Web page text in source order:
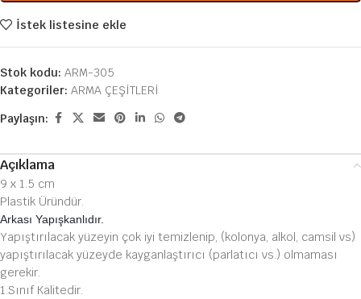
İstek listesine ekle
Stok kodu: ARM-305
Kategoriler: ARMA ÇEŞİTLERİ
Paylaşın:
Açıklama
9 x 1.5 cm
Plastik Üründür.
Arkası Yapışkanlıdır.
Yapıştırılacak yüzeyin çok iyi temizlenip, (kolonya, alkol, camsil vs)
yapıştırılacak yüzeyde kayganlaştırıcı (parlatıcı vs.) olmaması
gerekir.
1.Sınıf Kalitedir.